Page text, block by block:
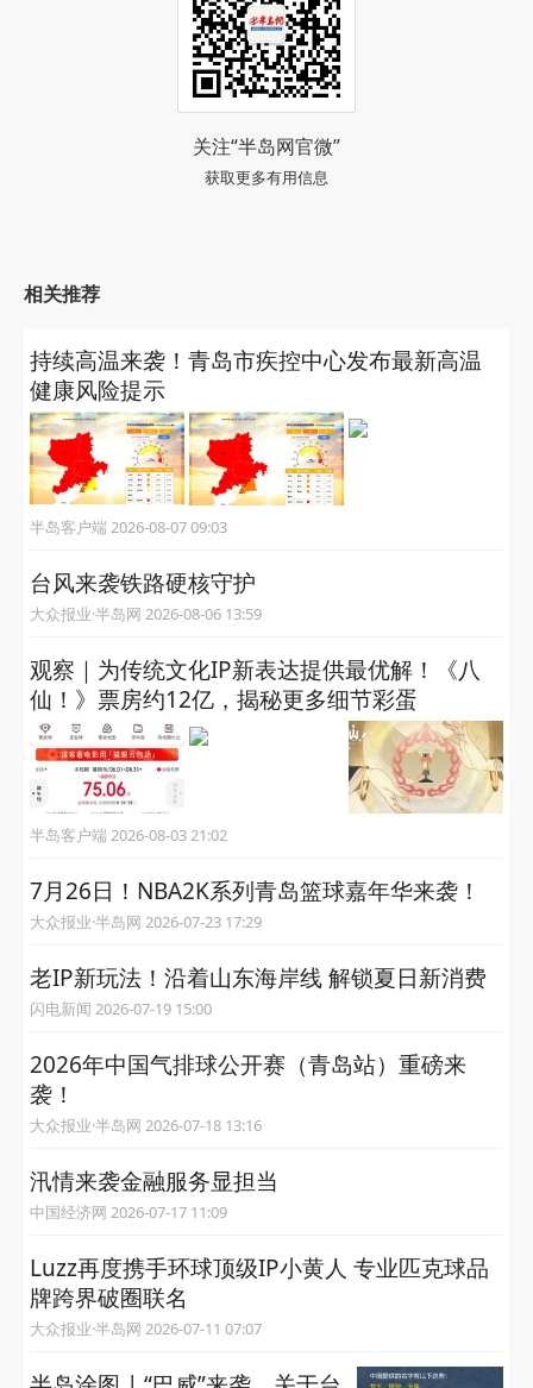
关注“半岛网官微”
获取更多有用信息
相关推荐
持续高温来袭！青岛市疾控中心发布最新高温
健康风险提示
半岛客户端 2026-08-07 09:03
台风来袭铁路硬核守护
大众报业·半岛网 2026-08-06 13:59
观察｜为传统文化IP新表达提供最优解！《八
仙！》票房约12亿，揭秘更多细节彩蛋
半岛客户端 2026-08-03 21:02
7月26日！NBA2K系列青岛篮球嘉年华来袭！
大众报业·半岛网 2026-07-23 17:29
老IP新玩法！沿着山东海岸线 解锁夏日新消费
闪电新闻 2026-07-19 15:00
2026年中国气排球公开赛（青岛站）重磅来
袭！
大众报业·半岛网 2026-07-18 13:16
汛情来袭金融服务显担当
中国经济网 2026-07-17 11:09
Luzz再度携手环球顶级IP小黄人 专业匹克球品
牌跨界破圈联名
大众报业·半岛网 2026-07-11 07:07